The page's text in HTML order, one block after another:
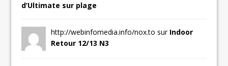
d’Ultimate sur plage
http://webinfomedia.info/nox.to sur Indoor
Retour 12/13 N3